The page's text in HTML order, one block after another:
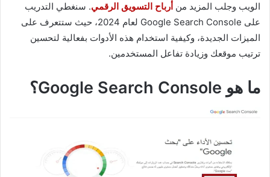
الويب وجلب المزيد من أرباح التسويق الرقمي. سنغطي التدريب
على Google Search Console لعام 2024، حيث ستتعرف على
الميزات الجديدة، وكيفية استخدام هذه الأدوات بفعالية لتحسين
ترتيب موقعك وزيادة تفاعل المستخدمين.
ما هو Google Search Console؟